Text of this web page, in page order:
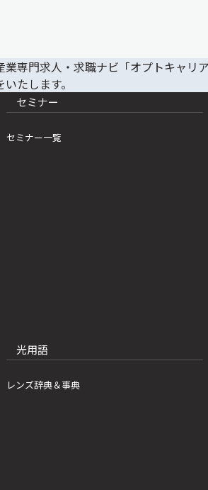
セミナー
セミナー一覧
光用語
レンズ辞典＆事典